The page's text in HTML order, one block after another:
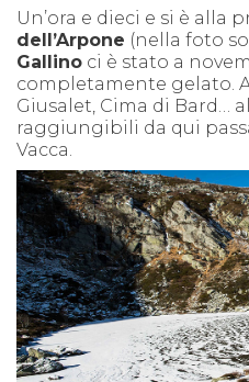
Un’ora e dieci e si è alla
dell’Arpone (nella foto
Gallino ci è stato a
completamente gelato.
Giusalet, Cima di Bard…
raggiungibili da qui
Vacca.